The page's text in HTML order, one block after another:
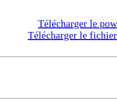
Télécharger le
Télécharger le